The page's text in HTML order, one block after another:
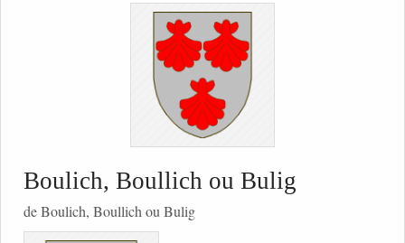
Boulich, Boullich ou Bulig
de Boulich, Boullich ou Bulig